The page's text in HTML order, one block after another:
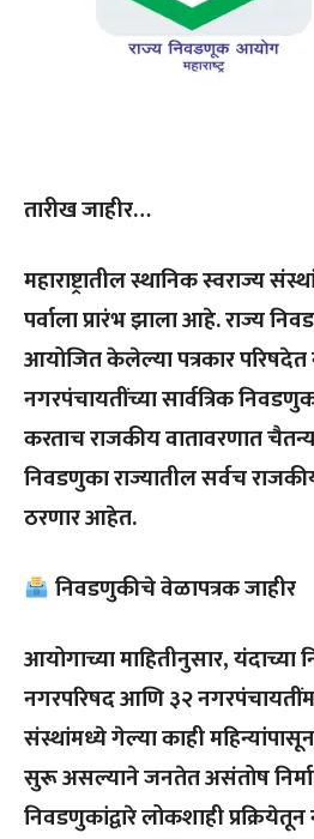
तारीख जाहीर…
महाराष्ट्रातील स्थानिक स्वराज्य
पर्वाला प्रारंभ झाला आहे. राज्य
आयोजित केलेल्या पत्रकार
नगरपंचायतींच्या सार्वत्रिक
करताच राजकीय वातावरणात
निवडणुका राज्यातील सर्वच राजकीय
ठरणार आहेत.
निवडणुकीचे वेळापत्रक जाहीर
आयोगाच्या माहितीनुसार,
नगरपरिषद आणि ३२
संस्थांमध्ये गेल्या काही
सुरू असल्याने जनतेत असंतोष
निवडणुकांद्वारे लोकशाही